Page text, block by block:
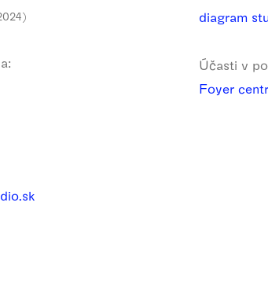
diagram
Účasti v
Foyer